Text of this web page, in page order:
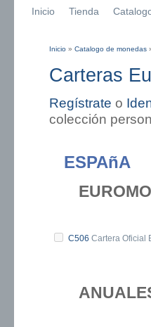
Inicio Tienda
Inicio » Catalogo de monedas
Carteras
Regístrate o
colección
ESPAñA
C506 Cartera Oficial